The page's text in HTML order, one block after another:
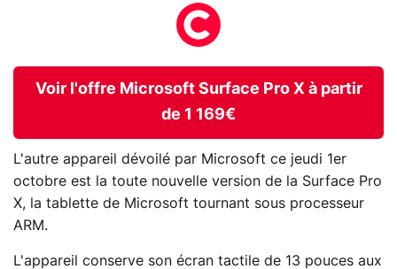
Voir l'offre Microsoft Surface Pro X à partir
de 1 169€
L'autre appareil dévoilé par Microsoft ce jeudi 1er
octobre est la toute nouvelle version de la Surface Pro
X, la tablette de Microsoft tournant sous processeur
ARM.
L'appareil conserve son écran tactile de 13 pouces aux